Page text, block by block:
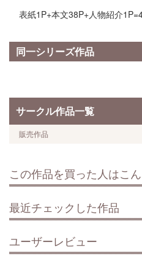
表紙1P+本文38P+人物紹介
同一シリーズ作品
サークル作品一覧
販売作品
この作品を買った人はこ
最近チェックした作品
ユーザーレビュー